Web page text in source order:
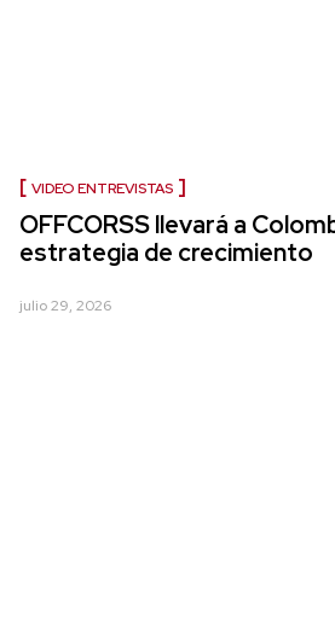
VIDEO ENTREVISTAS
OFFCORSS llevará a
estrategia de crecimiento
julio 29, 2026